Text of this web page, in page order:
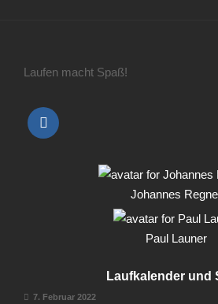
Laufen macht Spaß!
Johannes
Paul Launer
Laufkalender und
7. Februar 2022